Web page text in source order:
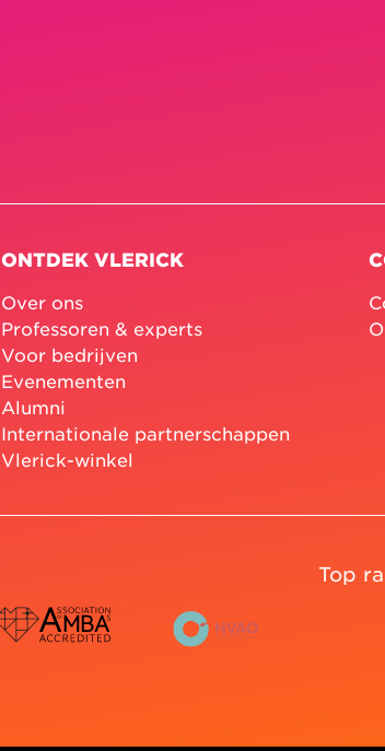
ONTDEK VLERICK
Over ons
Professoren & experts
Voor bedrijven
Evenementen
Alumni
Internationale partnerschappen
Vlerick-winkel
Top